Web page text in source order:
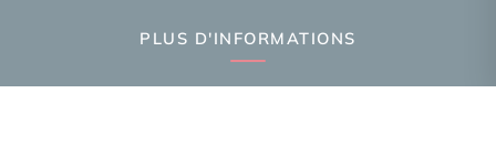
PLUS D'INFORMATIONS